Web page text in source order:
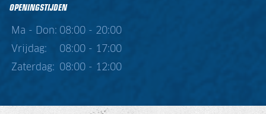
OPENINGSTIJDEN
Ma - Don: 08:00 - 20:00
Vrijdag:
08:00 - 17:00
Zaterdag:
08:00 - 12:00